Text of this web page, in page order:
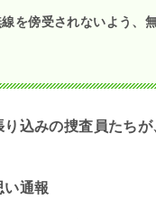
を傍受されないよう、
込みの捜査員たちが
通報